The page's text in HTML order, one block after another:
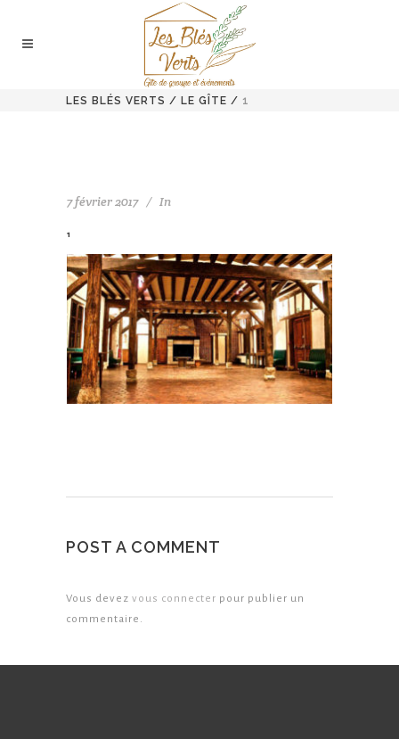
LES BLÉS VERTS / LE GÎTE / 1
7 février 2017 In
1
POST A COMMENT
Vous devez vous connecter pour publier un
commentaire.